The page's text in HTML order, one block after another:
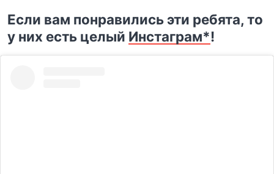
Если вам понравились эти ребята, то
у них есть целый Инстаграм*!